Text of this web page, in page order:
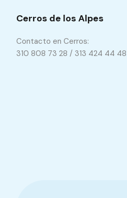
Cerros de los Alpes
Contacto en Cerros:
310 808 73 28 / 313 424 44 48